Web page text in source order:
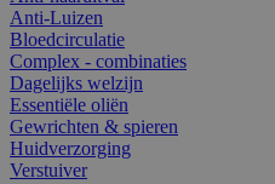
Anti-Luizen
Bloedcirculatie
Complex - combinaties
Dagelijks welzijn
Essentiële oliën
Gewrichten & spieren
Huidverzorging
Verstuiver